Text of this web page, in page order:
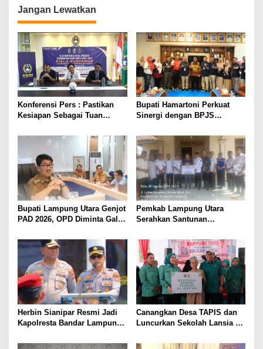
Lampung
Jangan Lewatkan
Konferensi Pers : Pastikan
Kesiapan Sebagai Tuan
Tiga Venue Pelaksanaan
Soeratin Cup Piala Gubernur
Lampung
Bupati Hamartoni Perkuat
Sinergi dengan BPJS
Kesehatan Makin Cepat dan
Mudah
Bupati Lampung Utara Genjot
PAD 2026, OPD Diminta Gali
hingga Optimalkan PBB-P2
Pemkab Lampung Utara
Serahkan Santunan
Korban Kebakaran
Herbin Sianipar Resmi Jadi
Kapolresta Bandar Lampung,
Prioritas
Canangkan Desa TAPIS dan
Luncurkan Sekolah Lansia di
TP PKK Lampung Dorong